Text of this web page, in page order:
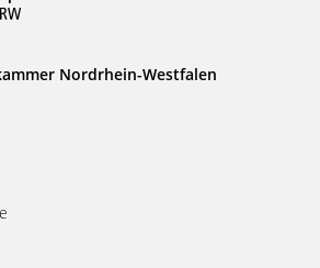
Nordrhein-Westfalen